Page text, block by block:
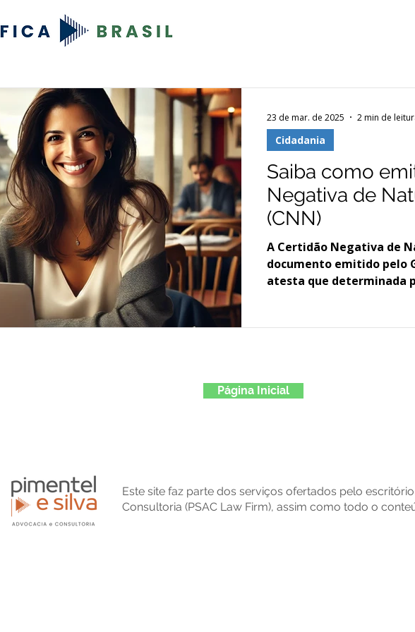
Saiba como
Negativa de
(CNN)
A Certidão Negativa de
documento emitido pelo
atesta que determinada
Cidadania
23 de mar. de 2025 2 min de
Página Inicial
Este site faz parte dos serviços ofertados pelo
Consultoria (PSAC Law Firm), assim como todo o